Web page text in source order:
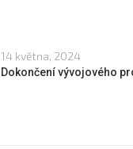
14 května, 2024
Dokončení vývojového